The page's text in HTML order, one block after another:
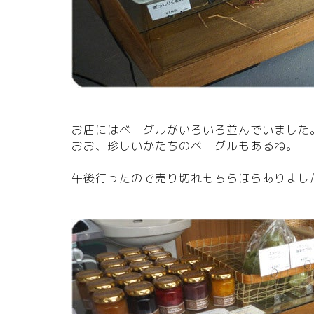
お店にはベーグルがいろいろ並んでいました
おお、珍しいかたちのベーグルもあるね。
午後行ったので売り切れもちらほらありまし